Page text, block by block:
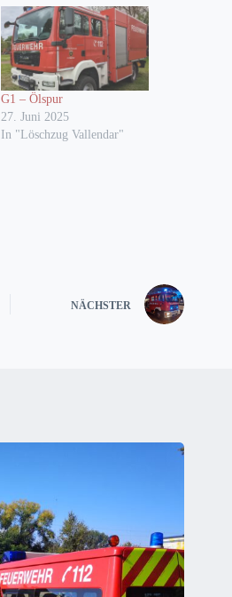
G1 – Ölspur
27. Juni 2025
In "Löschzug Vallendar"
NÄCHSTER